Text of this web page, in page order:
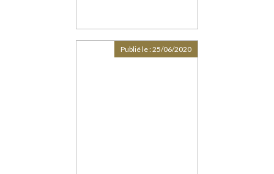
Publié le :25/06/2020